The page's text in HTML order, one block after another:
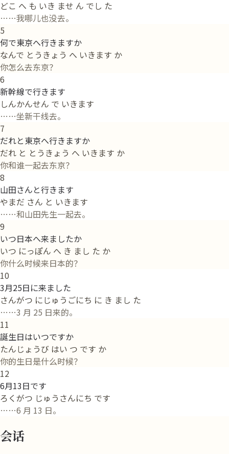
どこ へ も いき ませ ん でし た
……我哪儿也没去。
5
何で東京へ行きますか
なんで とうきょう へ いきます か
你怎么去东京？
6
新幹線で行きます
しんかんせん で いきます
……坐新干线去。
7
だれと東京へ行きますか
だれ と とうきょう へ いきます か
你和谁一起去东京？
8
山田さんと行きます
やまだ さん と いきます
……和山田先生一起去。
9
いつ日本へ来ましたか
いつ にっぽん へ き まし た か
你什么时候来日本的？
10
3月25日に来ました
さんがつ にじゅうごにち に き まし た
……3 月 25 日来的。
11
誕生日はいつですか
たんじょうび はい つ です か
你的生日是什么时候？
12
6月13日です
ろくがつ じゅうさんにち です
……6 月 13 日。
会话